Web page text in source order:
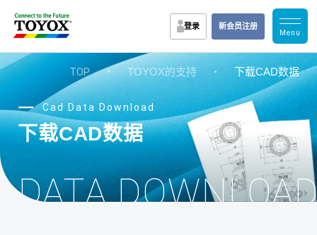
登录 新会员注册
TOP ・ TOYOX的支持 ・ 下载CAD数据
Cad Data Download
下载CAD数据
DATA